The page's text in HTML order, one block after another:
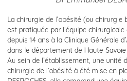
La chirurgie de l’obésité (ou chirurgie
est pratiquée par l’équipe chirurgicale
depuis 14 ans à la Clinique Générale
dans le département de Haute-
Au sein de l’établissement, une unité
chirurgie de l’obésité à été mise en